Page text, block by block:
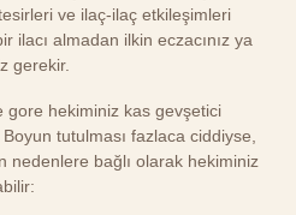
ve ilaç-ilaç etkileşimleri
ilacı almadan ilkin eczacınız ya
gerekir.
gore hekiminiz kas gevşetici
tutulması fazlaca ciddiyse,
nedenlere bağlı olarak hekiminiz